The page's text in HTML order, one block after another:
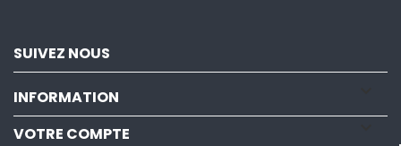
SUIVEZ NOUS
INFORMATION
VOTRE COMPTE